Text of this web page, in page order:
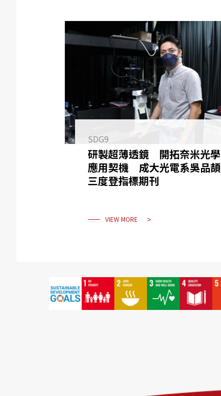
SDG9
研製超薄透鏡 開拓奈米光學
應用契機 成大光電系吳品頡
三度登指標期刊
VIEW MORE